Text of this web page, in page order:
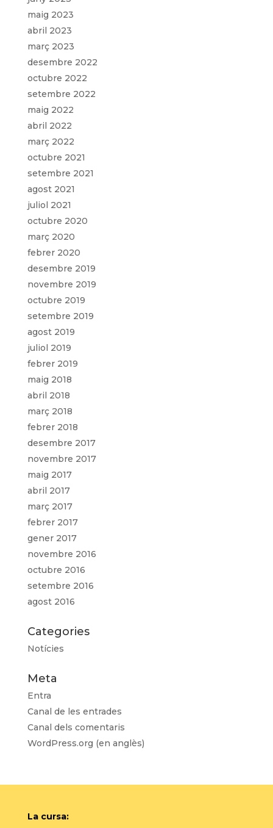
maig 2023
abril 2023
març 2023
desembre 2022
octubre 2022
setembre 2022
maig 2022
abril 2022
març 2022
octubre 2021
setembre 2021
agost 2021
juliol 2021
octubre 2020
març 2020
febrer 2020
desembre 2019
novembre 2019
octubre 2019
setembre 2019
agost 2019
juliol 2019
febrer 2019
maig 2018
abril 2018
març 2018
febrer 2018
desembre 2017
novembre 2017
maig 2017
abril 2017
març 2017
febrer 2017
gener 2017
novembre 2016
octubre 2016
setembre 2016
agost 2016
Categories
Notícies
Meta
Entra
Canal de les entrades
Canal dels comentaris
WordPress.org (en anglès)
La cursa: